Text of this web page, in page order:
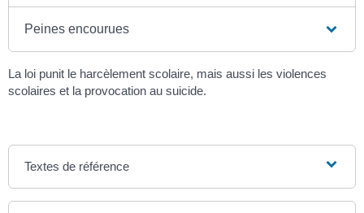
Peines encourues
La loi punit le harcèlement scolaire, mais aussi les violences
scolaires et la provocation au suicide.
Textes de référence